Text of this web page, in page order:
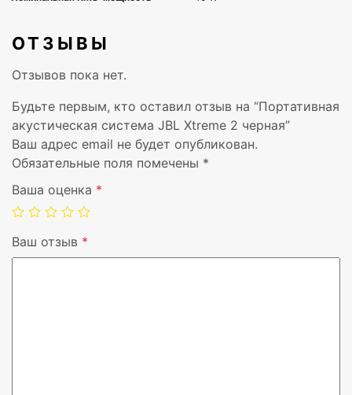
Технология батареи Литий-ионная
Версия Bluetooth
Профили Bluetooth
Время работы батареи (макс)
Число поддерживаемых батарей 1
ОТЗЫВЫ
Отзывов пока нет.
Будьте первым, кто оставил отзыв на “Портативная
акустическая система JBL Xtreme 2 черная”
Ваш адрес email не будет опубликован.
Обязательные поля помечены *
Ваша оценка *
Ваш отзыв *